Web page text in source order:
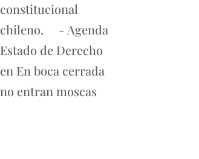
constitucional
chileno. - Agenda
Estado de Derecho
en En boca cerrada
no entran moscas